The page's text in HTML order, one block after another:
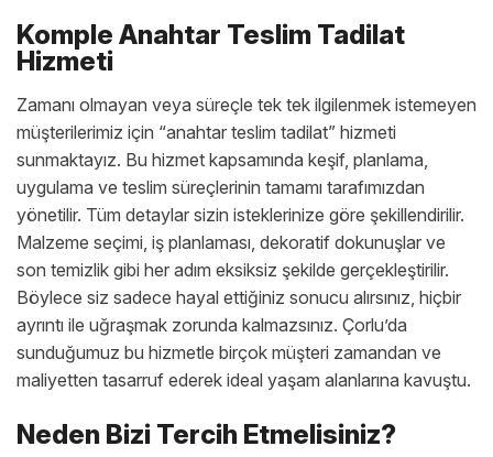
Komple Anahtar Teslim Tadilat
Hizmeti
Zamanı olmayan veya süreçle tek tek ilgilenmek istemeyen
müşterilerimiz için “anahtar teslim tadilat” hizmeti
sunmaktayız. Bu hizmet kapsamında keşif, planlama,
uygulama ve teslim süreçlerinin tamamı tarafımızdan
yönetilir. Tüm detaylar sizin isteklerinize göre şekillendirilir.
Malzeme seçimi, iş planlaması, dekoratif dokunuşlar ve
son temizlik gibi her adım eksiksiz şekilde gerçekleştirilir.
Böylece siz sadece hayal ettiğiniz sonucu alırsınız, hiçbir
ayrıntı ile uğraşmak zorunda kalmazsınız. Çorlu’da
sunduğumuz bu hizmetle birçok müşteri zamandan ve
maliyetten tasarruf ederek ideal yaşam alanlarına kavuştu.
Neden Bizi Tercih Etmelisiniz?